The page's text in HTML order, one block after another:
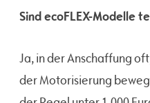
Sind ecoFLEX-Modelle
Ja, in der Anschaffung
der Motorisierung